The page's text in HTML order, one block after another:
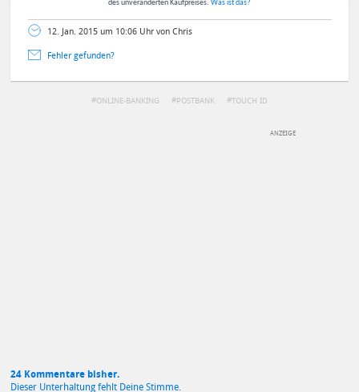
des unveränderten Kaufpreises. Was ist das?
12. Jan. 2015 um 10:06 Uhr von Chris
Fehler gefunden?
ONLINE-BANKING POSTBANK TOUCH ID
24 Kommentare bisher.
Dieser Unterhaltung fehlt Deine Stimme.